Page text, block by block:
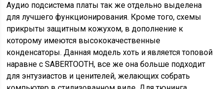
Аудио подсистема платы так же отдельно выделена
для лучшего функционирования. Кроме того, схемы
прикрыты защитным кожухом, в дополнение к
которому имеются высококачественные
конденсаторы. Данная модель хоть и является топовой
наравне с SABERTOOTH, все же она больше подходит
для энтузиастов и ценителей, желающих собрать